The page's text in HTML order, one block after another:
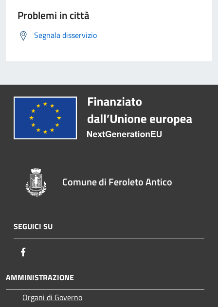
Problemi in città
Segnala disservizio
Comune di Feroleto Antico
SEGUICI SU
AMMINISTRAZIONE
Organi di Governo